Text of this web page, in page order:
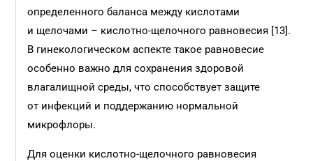
определенного баланса между кислотами
и щелочами – кислотно-щелочного равновесия [13].
В гинекологическом аспекте такое равновесие
особенно важно для сохранения здоровой
влагалищной среды, что способствует защите
от инфекций и поддержанию нормальной
микрофлоры.
Для оценки кислотно-щелочного равновесия